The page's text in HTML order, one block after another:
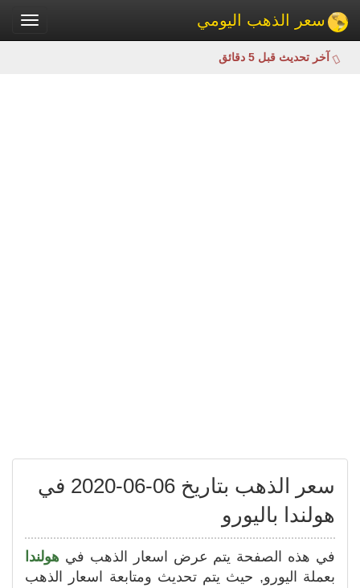
سعر الذهب اليومي
آخر تحديث قبل 5 دقائق
سعر الذهب بتاريخ 06-06-2020 في
هولندا باليورو
في هذه الصفحة يتم عرض اسعار الذهب في هولندا
بعملة اليورو, حيث يتم تحديث ومتابعة اسعار الذهب